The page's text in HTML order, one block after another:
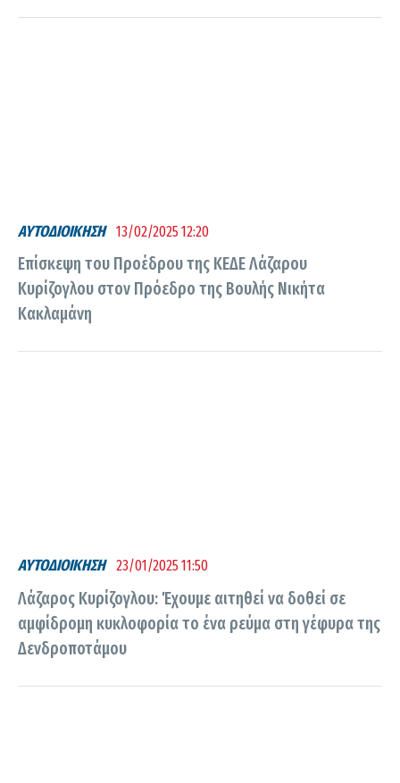
ΑΥΤΟΔΙΟΙΚΗΣΗ 13/02/2025 12:20
Επίσκεψη του Προέδρου της ΚΕΔΕ Λάζαρου
Κυρίζογλου στον Πρόεδρο της Βουλής Νικήτα
Κακλαμάνη
ΑΥΤΟΔΙΟΙΚΗΣΗ 23/01/2025 11:50
Λάζαρος Κυρίζογλου: Έχουμε αιτηθεί να δοθεί σε
αμφίδρομη κυκλοφορία το ένα ρεύμα στη γέφυρα της
Δενδροποτάμου